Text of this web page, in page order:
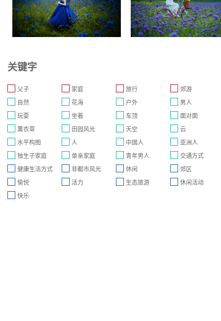
关键字
父子 家庭 旅行
郊游
自然
花海 户外
男人
玩耍
坐着 车顶
面对面
薰衣草
田园风光 天空
云
水平构图
人 中国人
亚洲人
独生子家庭
单亲家庭 青年男人
交通方式
健康生活方式
非都市风光 休闲
郊区
愉悦
活力 生态旅游
休闲活动
快乐